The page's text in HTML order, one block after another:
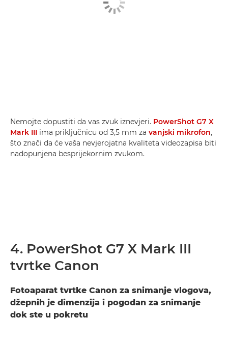
Nemojte dopustiti da vas zvuk iznevjeri. PowerShot G7 X
Mark III ima priključnicu od 3,5 mm za vanjski mikrofon,
što znači da će vaša nevjerojatna kvaliteta videozapisa biti
nadopunjena besprijekornim zvukom.
4. PowerShot G7 X Mark III
tvrtke Canon
Fotoaparat tvrtke Canon za snimanje vlogova,
džepnih je dimenzija i pogodan za snimanje
dok ste u pokretu